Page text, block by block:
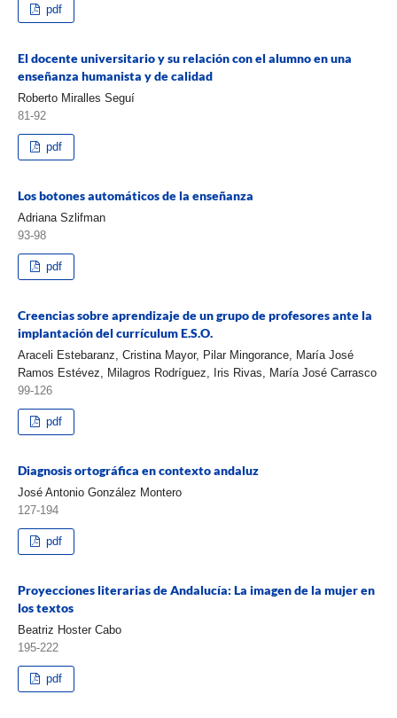
pdf
El docente universitario y su relación con el alumno en una
enseñanza humanista y de calidad
Roberto Miralles Seguí
81-92
pdf
Los botones automáticos de la enseñanza
Adriana Szlifman
93-98
pdf
Creencias sobre aprendizaje de un grupo de profesores ante la
implantación del currículum E.S.O.
Araceli Estebaranz, Cristina Mayor, Pilar Mingorance, María José
Ramos Estévez, Milagros Rodríguez, Iris Rivas, María José Carrasco
99-126
pdf
Diagnosis ortográfica en contexto andaluz
José Antonio González Montero
127-194
pdf
Proyecciones literarias de Andalucía: La imagen de la mujer en
los textos
Beatriz Hoster Cabo
195-222
pdf